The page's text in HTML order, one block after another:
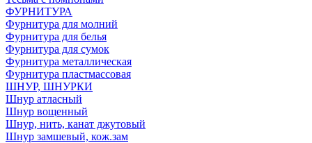
ФУРНИТУРА
Фурнитура для молний
Фурнитура для белья
Фурнитура для сумок
Фурнитура металлическая
Фурнитура пластмассовая
ШНУР, ШНУРКИ
Шнур атласный
Шнур вощенный
Шнур, нить, канат джутовый
Шнур замшевый, кож.зам